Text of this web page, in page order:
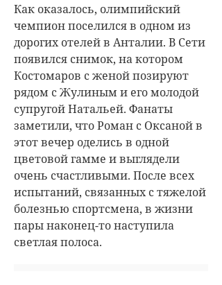
Как оказалось, олимпийский
чемпион поселился в одном из
дорогих отелей в Анталии. В Сети
появился снимок, на котором
Костомаров с женой позируют
рядом с Жулиным и его молодой
супругой Натальей. Фанаты
заметили, что Роман с Оксаной в
этот вечер оделись в одной
цветовой гамме и выглядели
очень счастливыми. После всех
испытаний, связанных с тяжелой
болезнью спортсмена, в жизни
пары наконец-то наступила
светлая полоса.